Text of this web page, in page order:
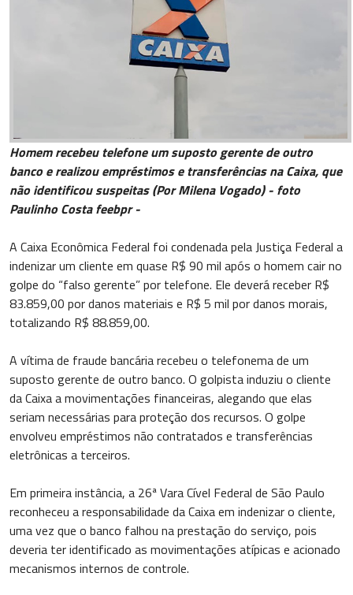
Homem recebeu telefone um suposto gerente de outro
banco e realizou empréstimos e transferências na Caixa, que
não identificou suspeitas (Por Milena Vogado) - foto
Paulinho Costa feebpr -
A Caixa Econômica Federal foi condenada pela Justiça Federal a
indenizar um cliente em quase R$ 90 mil após o homem cair no
golpe do “falso gerente” por telefone. Ele deverá receber R$
83.859,00 por danos materiais e R$ 5 mil por danos morais,
totalizando R$ 88.859,00.
A vítima de fraude bancária recebeu o telefonema de um
suposto gerente de outro banco. O golpista induziu o cliente
da Caixa a movimentações financeiras, alegando que elas
seriam necessárias para proteção dos recursos. O golpe
envolveu empréstimos não contratados e transferências
eletrônicas a terceiros.
Em primeira instância, a 26ª Vara Cível Federal de São Paulo
reconheceu a responsabilidade da Caixa em indenizar o cliente,
uma vez que o banco falhou na prestação do serviço, pois
deveria ter identificado as movimentações atípicas e acionado
mecanismos internos de controle.